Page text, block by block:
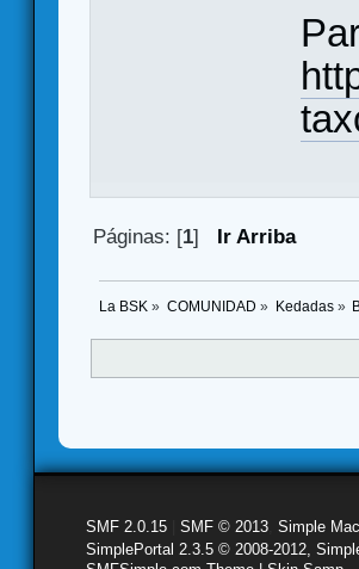
Páginas: [1] Ir Arriba
La BSK » COMUNIDAD » Kedadas»
SMF 2.0.15 SMF © 2013 Simple
SimplePortal 2.3.5 © 2008-2012,